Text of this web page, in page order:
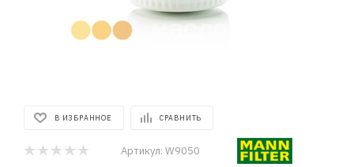
В ИЗБРАННОЕ СРАВНИТЬ
Артикул: W9050